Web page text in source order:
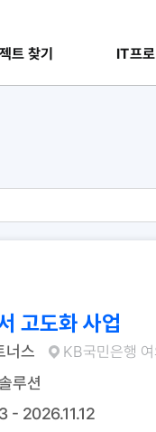
트 찾기 IT프
고도화 사업
너스 KB국민은행
루션
- 2026.11.12